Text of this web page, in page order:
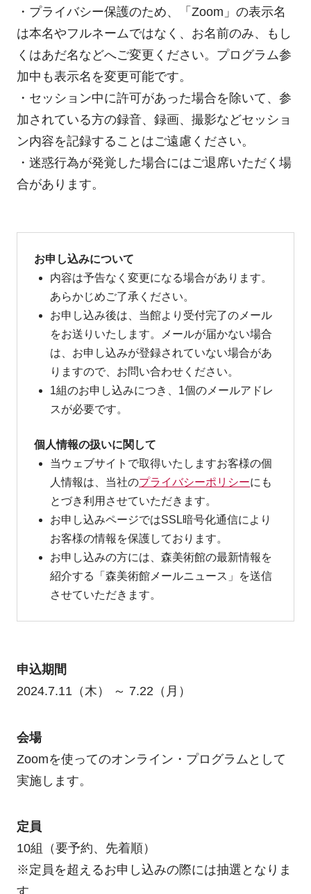
・プライバシー保護のため、「Zoom」の表示名
は本名やフルネームではなく、お名前のみ、もし
くはあだ名などへご変更ください。プログラム参
加中も表示名を変更可能です。
・セッション中に許可があった場合を除いて、参
加されている方の録音、録画、撮影などセッショ
ン内容を記録することはご遠慮ください。
・迷惑行為が発覚した場合にはご退席いただく場
合があります。
お申し込みについて
内容は予告なく変更になる場合があります。
あらかじめご了承ください。
お申し込み後は、当館より受付完了のメール
をお送りいたします。メールが届かない場合
は、お申し込みが登録されていない場合があ
りますので、お問い合わせください。
1組のお申し込みにつき、1個のメールアドレ
スが必要です。
個人情報の扱いに関して
当ウェブサイトで取得いたしますお客様の個
人情報は、当社のプライバシーポリシーにも
とづき利用させていただきます。
お申し込みページではSSL暗号化通信により
お客様の情報を保護しております。
お申し込みの方には、森美術館の最新情報を
紹介する「森美術館メールニュース」を送信
させていただきます。
申込期間
2024.7.11（木） ～ 7.22（月）
会場
Zoomを使ってのオンライン・プログラムとして
実施します。
定員
10組（要予約、先着順）
※定員を超えるお申し込みの際には抽選となりま